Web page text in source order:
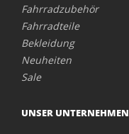
Fahrradzubehör
Fahrradteile
Bekleidung
Neuheiten
Sale
UNSER UNTERNEHMEN